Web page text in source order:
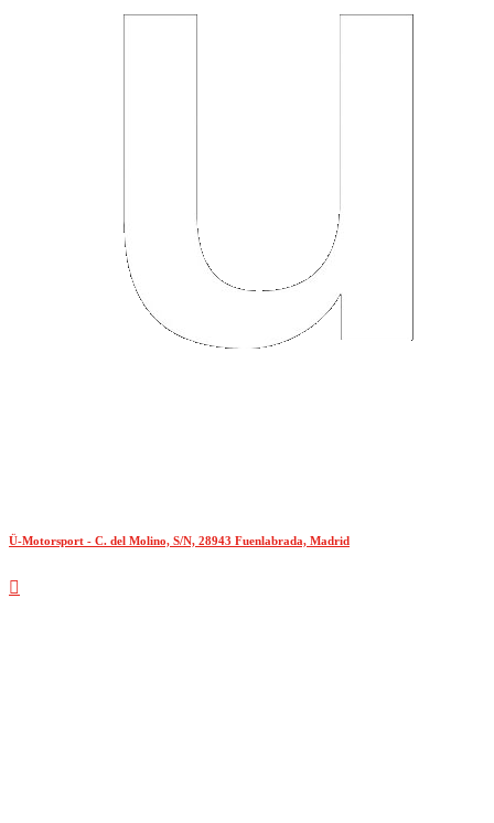
Ü-Motorsport - C. del Molino, S/N, 28943 Fuenlabrada, Madrid